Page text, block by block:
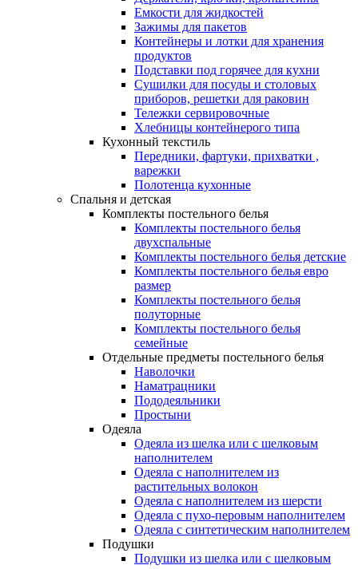
Емкости для жидкостей
Зажимы для пакетов
Контейнеры и лотки для хранения
продуктов
Подставки под горячее для кухни
Сушилки для посуды и столовых
приборов, решетки для раковин
Тележки сервировочные
Хлебницы контейнерого типа
Кухонный текстиль
Передники, фартуки, прихватки ,
варежки
Полотенца кухонные
Спальня и детская
Комплекты постельного белья
Комплекты постельного белья
двухспальные
Комплекты постельного белья детские
Комплекты постельного белья евро
размер
Комплекты постельного белья
полуторные
Комплекты постельного белья
семейные
Отдельные предметы постельного белья
Наволочки
Наматрацники
Пододеяльники
Простыни
Одеяла
Одеяла из шелка или с шелковым
наполнителем
Одеяла с наполнителем из
растительных волокон
Одеяла с наполнителем из шерсти
Одеяла с пухо-перовым наполнителем
Одеяла с синтетическим наполнителем
Подушки
Подушки из шелка или с шелковым